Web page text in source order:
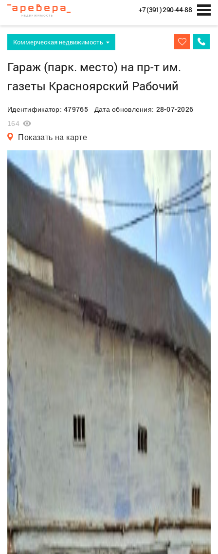
+7 (391) 290-44-88
Коммерческая недвижимость
Гараж (парк. место) на пр-т им.
газеты Красноярский Рабочий
Идентификатор:479765Дата обновления: 28-07-2026
164
Показать на карте